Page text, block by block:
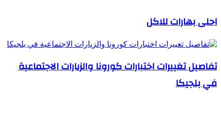
احلى بهارات للاكل
تفاصيل تغييرات اختبارات كورونا والزيارات الاجتماعية
في بلجيكا